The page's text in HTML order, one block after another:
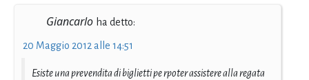
Giancarlo ha detto:
20 Maggio 2012 alle 14:51
Esiste una prevendita di biglietti pe rpoter assistere alla regata